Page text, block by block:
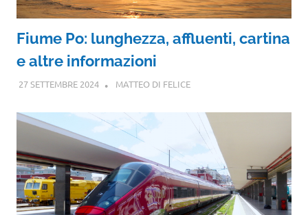
Fiume Po: lunghezza, affluenti, cartina
e altre informazioni
27 SETTEMBRE 2024 MATTEO DI FELICE